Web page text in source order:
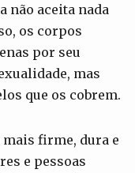
não aceita nada
os corpos
por seu
mas
que os cobrem.
firme, dura e
e pessoas